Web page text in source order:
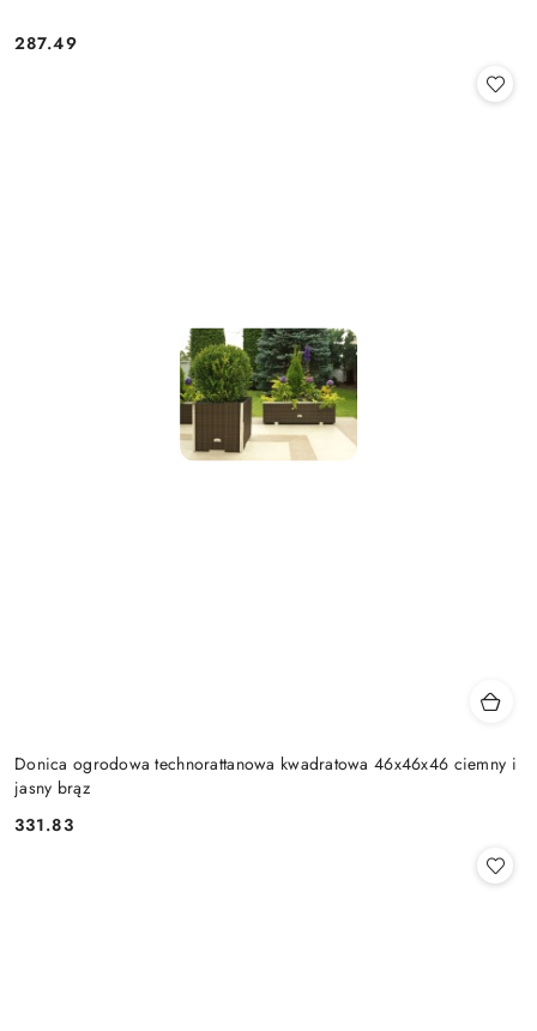
Cena:
287.49
Donica ogrodowa technorattanowa kwadratowa 46x46x46 ciemny i
jasny brąz
Cena:
331.83